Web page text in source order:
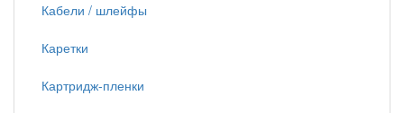
Кабели / шлейфы
Каретки
Картридж-пленки